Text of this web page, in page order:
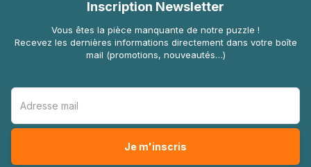
Inscription Newsletter
Vous êtes la pièce manquante de notre puzzle !
Recevez les dernières informations directement dans votre boîte
mail (promotions, nouveautés…)